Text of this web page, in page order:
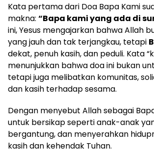
Kata pertama dari Doa Bapa Kami
makna: “Bapa kami yang ada di
ini, Yesus mengajarkan bahwa Allah
yang jauh dan tak terjangkau, tetapi
dekat, penuh kasih, dan peduli. Kata
menunjukkan bahwa doa ini bukan
tetapi juga melibatkan komunitas,
dan kasih terhadap sesama.
Dengan menyebut Allah sebagai
untuk bersikap seperti anak-anak
bergantung, dan menyerahkan
kasih dan kehendak Tuhan.